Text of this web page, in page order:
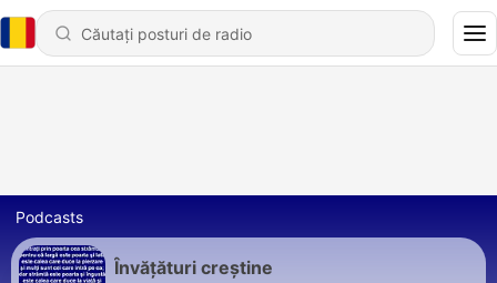
Podcasts
Învăţături creştine